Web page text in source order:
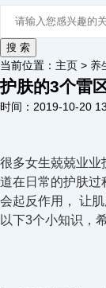
当前位置： 主页 > 养
护肤的3个雷
时间：2019-10-20
很多女生兢兢业业
道在日常的护肤过
会起反作用， 让
以下3个小知识，